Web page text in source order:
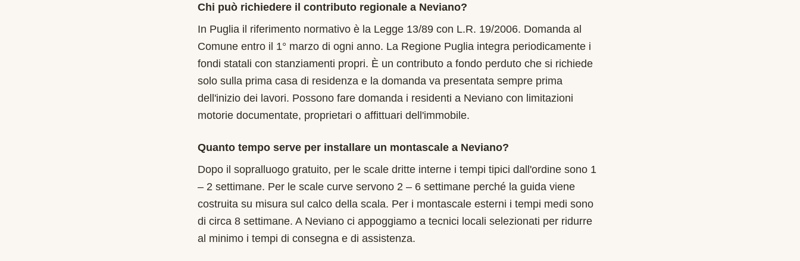
Chi può richiedere il contributo regionale a Neviano?
In Puglia il riferimento normativo è la Legge 13/89 con L.R. 19/2006. Domanda al
Comune entro il 1° marzo di ogni anno. La Regione Puglia integra periodicamente i
fondi statali con stanziamenti propri. È un contributo a fondo perduto che si richiede
solo sulla prima casa di residenza e la domanda va presentata sempre prima
dell'inizio dei lavori. Possono fare domanda i residenti a Neviano con limitazioni
motorie documentate, proprietari o affittuari dell'immobile.
Quanto tempo serve per installare un montascale a Neviano?
Dopo il sopralluogo gratuito, per le scale dritte interne i tempi tipici dall'ordine sono 1
– 2 settimane. Per le scale curve servono 2 – 6 settimane perché la guida viene
costruita su misura sul calco della scala. Per i montascale esterni i tempi medi sono
di circa 8 settimane. A Neviano ci appoggiamo a tecnici locali selezionati per ridurre
al minimo i tempi di consegna e di assistenza.